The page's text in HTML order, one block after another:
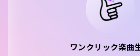
ワンクリック楽曲